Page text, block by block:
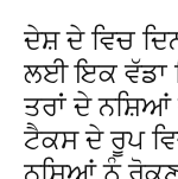
ਦੇਸ਼ ਦੇ ਵਿਚ
ਲਈ ਇਕ ਵੱਡਾ
ਤਰਾਂ ਦੇ ਨਸ਼ਿਆਂ
ਟੈਕਸ ਦੇ ਰੂਪ